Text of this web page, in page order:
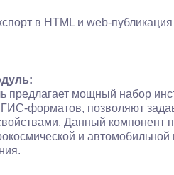
в HTML и web-
мощный набор
форматов, позволяют
Данный компонент
и